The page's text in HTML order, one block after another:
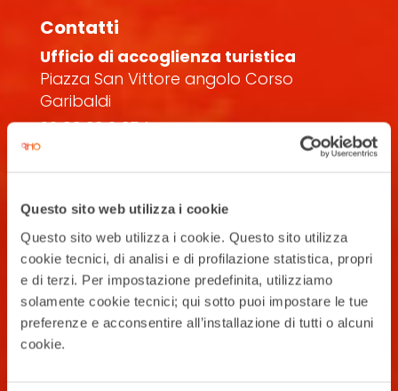
Questo sito web utilizza i cookie
Questo sito web utilizza i cookie. Questo sito utilizza
cookie tecnici, di analisi e di profilazione statistica, propri
e di terzi. Per impostazione predefinita, utilizziamo
solamente cookie tecnici; qui sotto puoi impostare le tue
preferenze e acconsentire all’installazione di tutti o alcuni
cookie.
Contatti
Ufficio di accoglienza turistica
Piazza San Vittore angolo Corso
Garibaldi
02 93 33 2 354
turismo@comune.rho.mi.it
Iscriviti alla newsletter
Ricevi la nostra newsletter con eventi,
esperienze, news, appuntamenti e
offerte per vivere al meglio il tuo